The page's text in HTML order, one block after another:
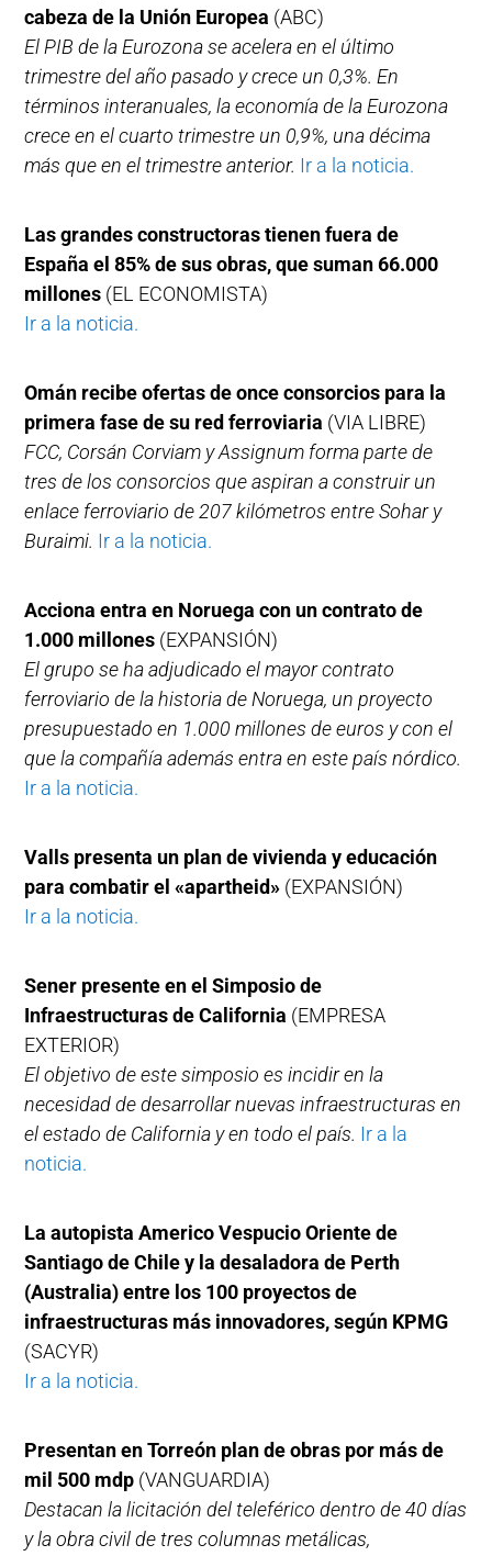
cabeza de la Unión Europea (ABC)
El PIB de la Eurozona se acelera en el último
trimestre del año pasado y crece un 0,3%. En
términos interanuales, la economía de la Eurozona
crece en el cuarto trimestre un 0,9%, una décima
más que en el trimestre anterior. Ir a la noticia.
Las grandes constructoras tienen fuera de
España el 85% de sus obras, que suman 66.000
millones (EL ECONOMISTA)
Ir a la noticia.
Omán recibe ofertas de once consorcios para la
primera fase de su red ferroviaria (VIA LIBRE)
FCC, Corsán Corviam y Assignum forma parte de
tres de los consorcios que aspiran a construir un
enlace ferroviario de 207 kilómetros entre Sohar y
Buraimi. Ir a la noticia.
Acciona entra en Noruega con un contrato de
1.000 millones (EXPANSIÓN)
El grupo se ha adjudicado el mayor contrato
ferroviario de la historia de Noruega, un proyecto
presupuestado en 1.000 millones de euros y con el
que la compañía además entra en este país nórdico.
Ir a la noticia.
Valls presenta un plan de vivienda y educación
para combatir el «apartheid» (EXPANSIÓN)
Ir a la noticia.
Sener presente en el Simposio de
Infraestructuras de California (EMPRESA
EXTERIOR)
El objetivo de este simposio es incidir en la
necesidad de desarrollar nuevas infraestructuras en
el estado de California y en todo el país. Ir a la
noticia.
La autopista Americo Vespucio Oriente de
Santiago de Chile y la desaladora de Perth
(Australia) entre los 100 proyectos de
infraestructuras más innovadores, según KPMG
(SACYR)
Ir a la noticia.
Presentan en Torreón plan de obras por más de
mil 500 mdp (VANGUARDIA)
Destacan la licitación del teleférico dentro de 40 días
y la obra civil de tres columnas metálicas,